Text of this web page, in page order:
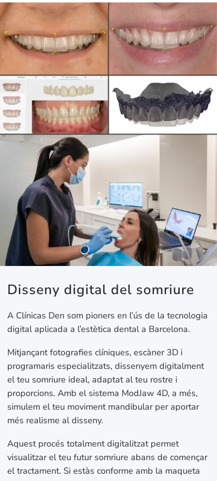
Disseny digital del somriure
A Clínicas Den som pioners en l’ús de la tecnologia
digital aplicada a l’estètica dental a Barcelona.
Mitjançant fotografies clíniques, escàner 3D i
programaris especialitzats, dissenyem digitalment
el teu somriure ideal, adaptat al teu rostre i
proporcions. Amb el sistema ModJaw 4D, a més,
simulem el teu moviment mandibular per aportar
més realisme al disseny.
Aquest procés totalment digitalitzat permet
visualitzar el teu futur somriure abans de començar
el tractament. Si estàs conforme amb la maqueta